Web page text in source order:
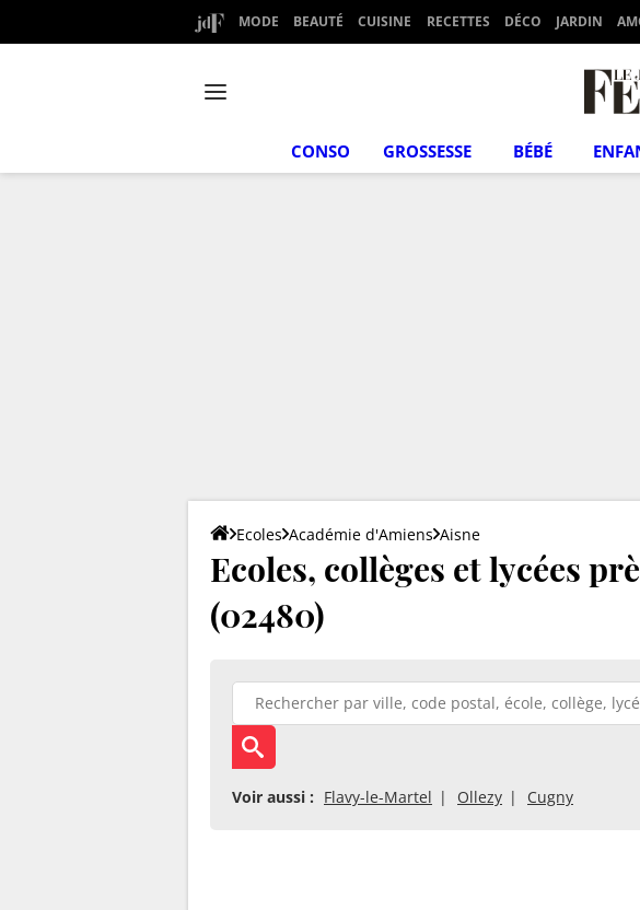
MODE BEAUTÉ CUISINE RECETTES DÉCO JARDIN
CONSO GROSSESSE BÉBÉ
Ecoles Académie d'Amiens Aisne
Ecoles, collèges et lycées
(02480)
Voir aussi : Flavy-le-Martel Ollezy Cugny